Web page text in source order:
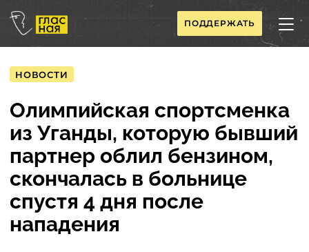
ПОДДЕРЖАТЬ
НОВОСТИ
Олимпийская спортсменка
из Уганды, которую бывший
партнер облил бензином,
скончалась в больнице
спустя 4 дня после
нападения